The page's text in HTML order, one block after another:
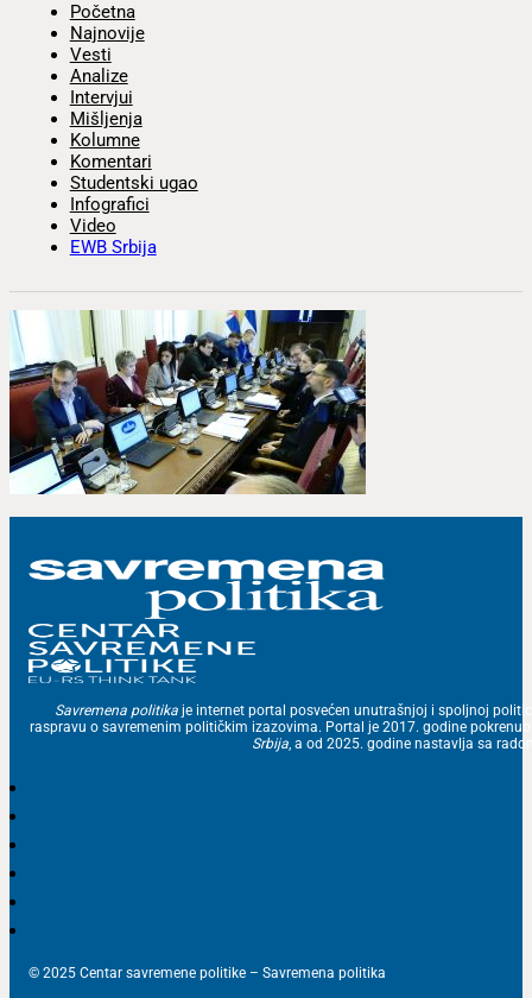
Početna
Najnovije
Vesti
Analize
Intervjui
Mišljenja
Kolumne
Komentari
Studentski ugao
Infografici
Video
EWB Srbija
Savremena politika je internet portal posvećen unutrašnjoj i spoljnoj
raspravu o savremenim političkim izazovima. Portal je 2017. godine
Srbija, a od 2025. godine nastavlja sa
© 2025 Centar savremene politike – Savremena politika